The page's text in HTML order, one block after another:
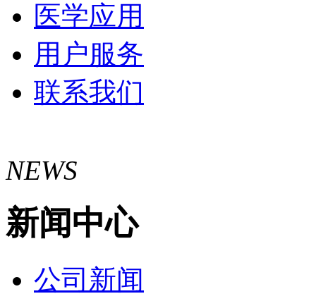
医学应用
用户服务
联系我们
NEWS
新闻中心
公司新闻